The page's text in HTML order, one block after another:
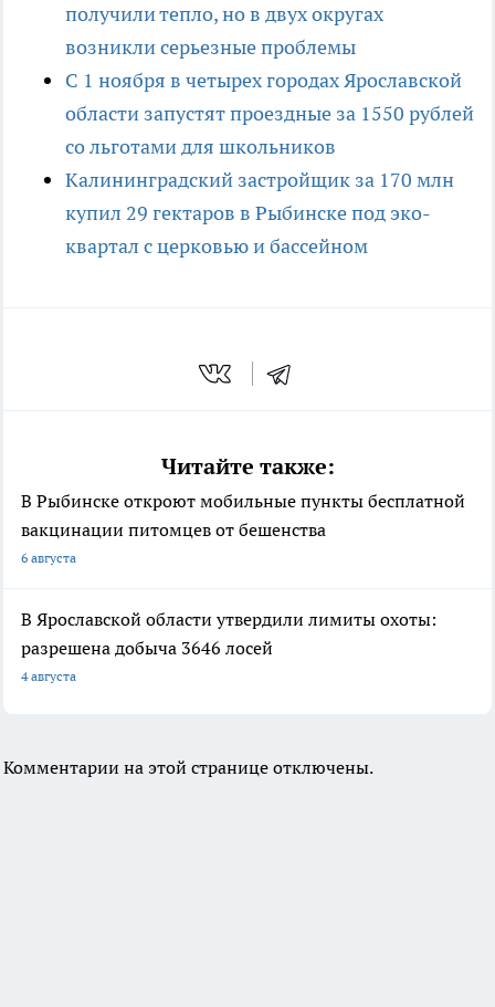
получили тепло, но в двух округах
возникли серьезные проблемы
С 1 ноября в четырех городах Ярославской
области запустят проездные за 1550 рублей
со льготами для школьников
Калининградский застройщик за 170 млн
купил 29 гектаров в Рыбинске под эко-
квартал с церковью и бассейном
Читайте также:
В Рыбинске откроют мобильные пункты бесплатной
вакцинации питомцев от бешенства
6 августа
В Ярославской области утвердили лимиты охоты:
разрешена добыча 3646 лосей
4 августа
Комментарии на этой странице отключены.